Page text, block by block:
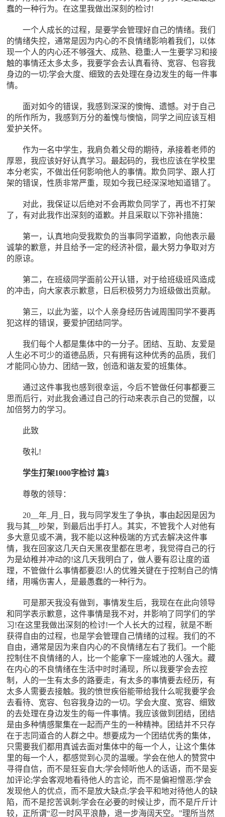
蠢的一种行为。在这里我做出深刻的检讨!
一个人成长的过程，是要学会管理好自己的情绪。我们
的情绪失控，通常是因为内心的不良情绪影响着我们，以体
现一个人的内心还不够强大、成熟、稳重;人一生要学习和接
触的事情还太多太多，我要学会去认真看待、宽容、包容我
身边的一切;学会大度、细致的去处理在身边发生的每一件事
情。
面对如今的错误，我感到深深的懊悔、遗憾。对于自己
的所作所为，我感到万分的羞愧与懊恼，同学之间应该互相
爱护关怀。
作为一名中学生，我肩负着父母的期待，承接着老师的
厚恩，我应该好好认真学习。最起码的，我也应该在学校里
本分老实，不做出任何影响他人的事情。欺负同学、跟人打
架的错误，性质非常严重，现如今我已经深深地知道错了。
对此，我保证以后绝对不会再欺负同学了，再也不打架
了，有对此我作出深刻的道歉。并且采取以下弥补措施：
第一，认真地向受我欺负的当事同学道歉，向他表示最
诚挚的歉意，并且给予一定的经济补偿，最大努力争取对方
的原谅。
第二，在班级同学面前公开认错，对于给班级班风造成
的冲击，向大家表示歉意，日后积极努力为班级做出贡献。
第三，以此为鉴，以个人亲身经历告诫周围同学不要再
犯这样的错误，要爱护团结同学。
我们每个人都是集体中的一分子。团结、互助、友爱是
人生必不可少的道德品质，只有拥有这种优秀的品质，我们
才能同心协力、团结一致，创造和谐友爱的班集体。
通过这件事我也感到很幸运，今后不管做任何事都要三
思而后行，对此我会通过自己的行动来表示自己的觉醒，以
加倍努力的学习。
此致
敬礼!
学生打架1000字检讨 篇3
尊敬的领导：
20__年_月_日，我与同学发生了争执，事由起因是因为
我与其__吵架，到最后出手打人。其实，不管我个人对他有
多大意见或不满，我不能以这种极端的方式去解决这件事
情，我在回家这几天白天黑夜里都在思考，我觉得自己的行
为是幼稚并冲动的!这几天我明白了，做人要有忍让度的道
理，不管做什么事情都要忍!人的优雅关键在于控制自己的情
绪，用嘴伤害人，是最愚蠢的一种行为。
可是那天我没有做到，事情发生后，我现在在此向领导
和同学表示歉意，这件事情是我不对，并影响了同学们的学
习!在这里我做出深刻的检讨!一个人长大的过程，就是不断
获得自由的过程，也是学会管理自己情绪的过程。我们的不
自由，通常是因为来自内心的不良情绪左右了我们。一个能
控制住不良情绪的人，比一个能拿下一座城池的人强大。藏
在内心的不良情绪在生活中时时涌现，所以我要学会去控
制，人的一生有太多的路要走，有太多的事情要去经历，有
太多人需要去接触。我的愤世疾俗能带给我什么呢我要学会
去看待、宽容、包容我身边的一切。学会大度、宽容、细致
的去处理在身边发生的每一件事情。我应该做到团结，团结
是由多种情感聚集在一起而产生的一种精神。团结并不只存
在于志同道合的人群之中。想要成为一个团结优秀的集体，
只需要我们都用真诚去面对集体中的每一个人，让这个集体
里的每一个人，都感觉到心灵的温暖。学会在他人的赞赏中
寻得自信，而不是狂妄自大;学会倾听他人的话语，而不是妄
加评论;学会客观地看待他人的言论，而不是偏袒憎恶;学会
发现他人的优点，而不是放大缺点;学会平和地对待他人的缺
陷，而不是挖苦讽刺;学会在必要的时候让步，而不是斤斤计
较，正所谓“忍一时风平浪静，退一步海阔天空。”理所当然